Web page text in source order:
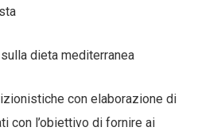
dieta mediterranea
con elaborazione di
con l’obiettivo di fornire ai